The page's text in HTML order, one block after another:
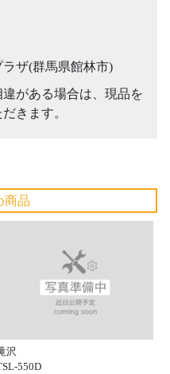
ザ(群馬県館林市)
がある場合は、現品を
きます。
商品
沢
550D